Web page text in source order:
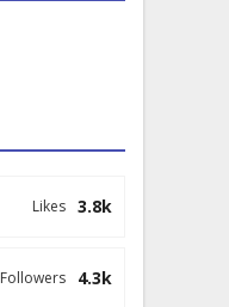
3.8k
Likes
4.3k
Followers